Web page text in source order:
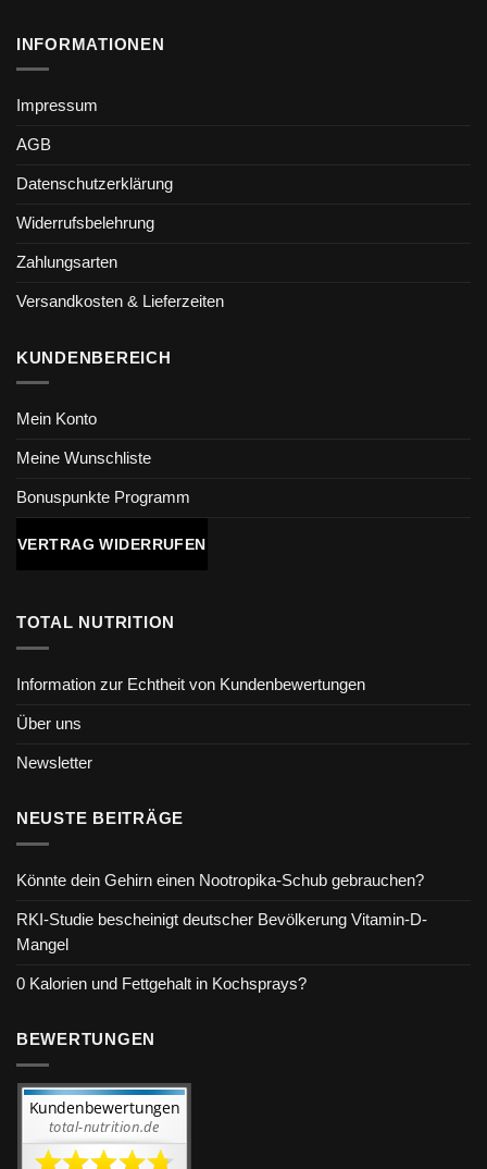
INFORMATIONEN
Impressum
AGB
Datenschutzerklärung
Widerrufsbelehrung
Zahlungsarten
Versandkosten & Lieferzeiten
KUNDENBEREICH
Mein Konto
Meine Wunschliste
Bonuspunkte Programm
VERTRAG WIDERRUFEN
TOTAL NUTRITION
Information zur Echtheit von Kundenbewertungen
Über uns
Newsletter
NEUSTE BEITRÄGE
Könnte dein Gehirn einen Nootropika-Schub gebrauchen?
RKI-Studie bescheinigt deutscher Bevölkerung Vitamin-D-
Mangel
0 Kalorien und Fettgehalt in Kochsprays?
BEWERTUNGEN